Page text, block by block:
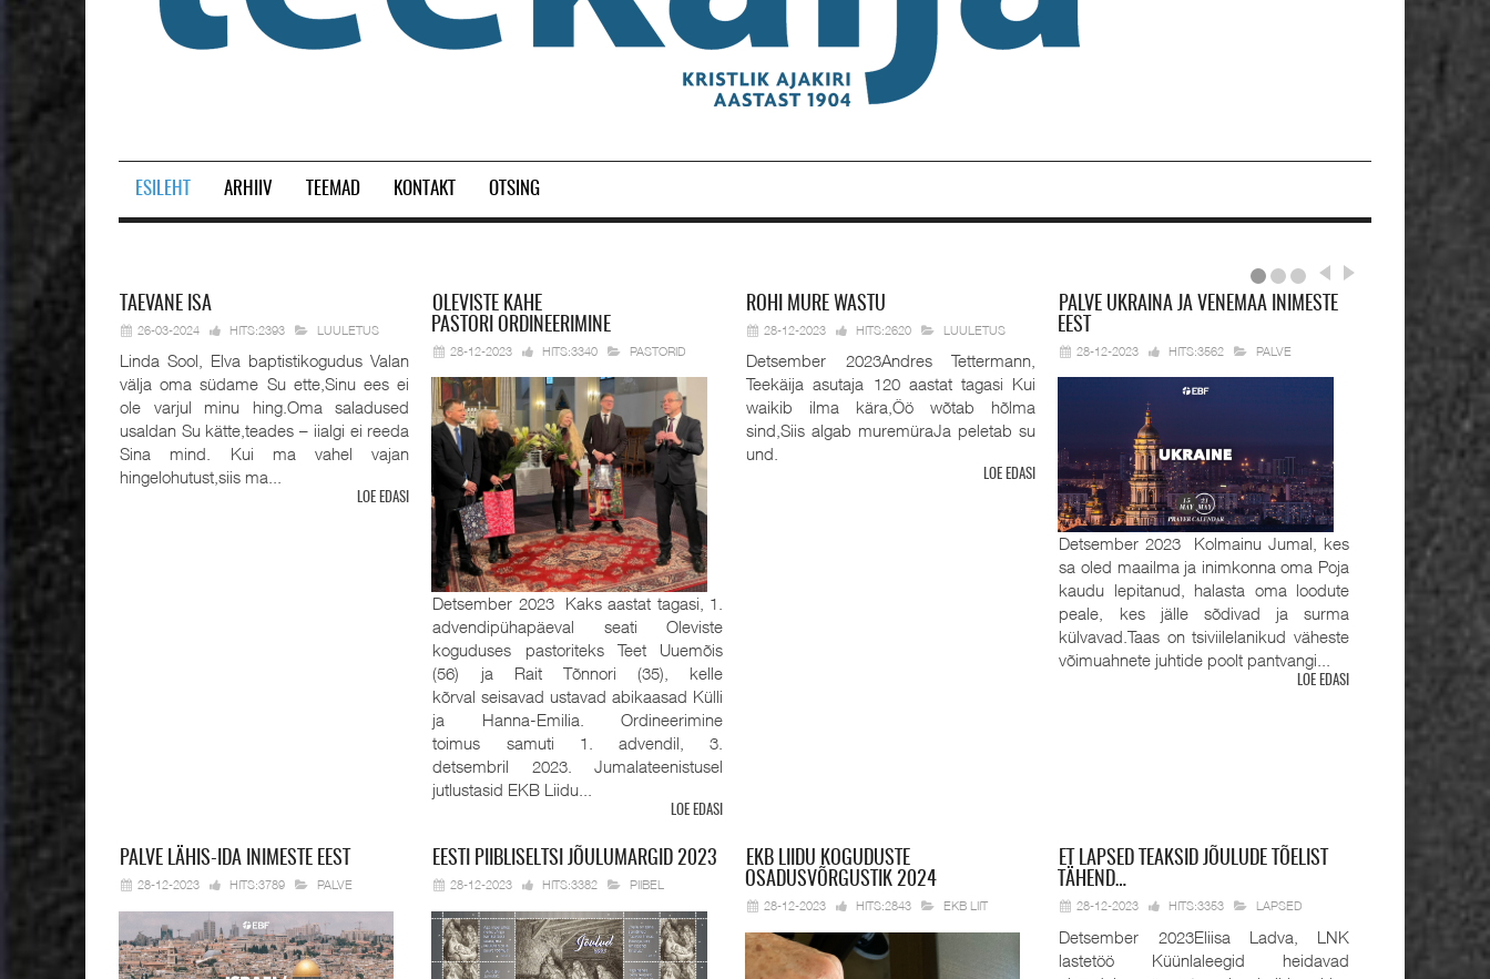
ESILEHT ARHIIV TEEMAD KONTAKT OTSING
TAEVANE ISA
26-03-2024 HITS:2393 LUULETUS
Linda Sool, Elva baptistikogudus Valan
välja oma südame Su ette,Sinu ees ei
ole varjul minu hing.Oma saladused
usaldan Su kätte,teades – iialgi ei reeda
Sina mind. Kui ma vahel vajan
hingelohutust,siis ma...
LOE EDASI
OLEVISTE KAHE
PASTORI ORDINEERIMINE
28-12-2023 HITS:3340 PASTORID
Detsember 2023 Kaks aastat tagasi, 1.
advendipühapäeval seati Oleviste
koguduses pastoriteks Teet Uuemõis
(56) ja Rait Tõnnori (35), kelle
kõrval seisavad ustavad abikaasad Külli
ja Hanna-Emilia. Ordineerimine
toimus samuti 1. advendil, 3.
detsembril 2023. Jumalateenistusel
jutlustasid EKB Liidu...
LOE EDASI
ROHI MURE WASTU
28-12-2023 HITS:2620 LUULETUS
Detsember 2023Andres Tettermann,
Teekäija asutaja 120 aastat tagasi Kui
waikib ilma kära,Öö wõtab hõlma
sind,Siis algab muremüraJa peletab su
und.
LOE EDASI
PALVE UKRAINA JA VENEMAA INIMESTE
EEST
28-12-2023 HITS:3562 PALVE
Detsember 2023 Kolmainu Jumal, kes
sa oled maailma ja inimkonna oma Poja
kaudu lepitanud, halasta oma loodute
peale, kes jälle sõdivad ja surma
külvavad.Taas on tsiviilelanikud väheste
võimuahnete juhtide poolt pantvangi...
LOE EDASI
PALVE LÄHIS-IDA INIMESTE EEST
28-12-2023 HITS:3789 PALVE
EESTI PIIBLISELTSI JÕULUMARGID 2023
28-12-2023 HITS:3382 PIIBEL
EKBLIIDU KOGUDUSTE
OSADUSVÕRGUSTIK 2024
28-12-2023 HITS:2843 EKB LIIT
ET
LAPSED TEAKSID JÕULUDE TÕELIST
TÄHEND…
28-12-2023 HITS:3353 LAPSED
Detsember 2023Eliisa Ladva, LNK
lastetöö Küünlaleegid heidavad